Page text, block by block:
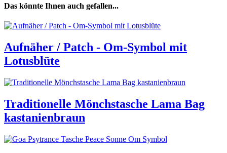
Das könnte Ihnen auch gefallen...
Aufnäher / Patch - Om-Symbol mit
Lotusblüte
Traditionelle Mönchstasche Lama Bag
kastanienbraun